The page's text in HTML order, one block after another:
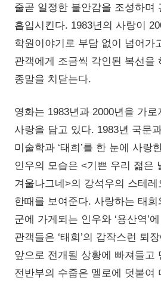
줄곧 일정한 불안감을 조성하며
흡입시킨다. 1983년의 사랑이
학원이야기로 부담 없이 넘어가
관객에게 조금씩 각인된 복선을
종말을 치닫는다.
영화는 1983년과 2000년을 가
사랑을 담고 있다. 1983년 국문
미술학과 ‘태희’를 한 눈에 사랑
인우의 모습은 <기쁜 우리 젊은
겨울나그네>의 강석우의 스테레
한때를 보여준다. 사랑하는 태
군에 가게되는 인우와 ‘용산역’
관객들은 ‘태희’의 갑작스런 퇴
앞으로 전개될 상황에 빠져들고
전반부의 수줍은 멜로에 덧붙여